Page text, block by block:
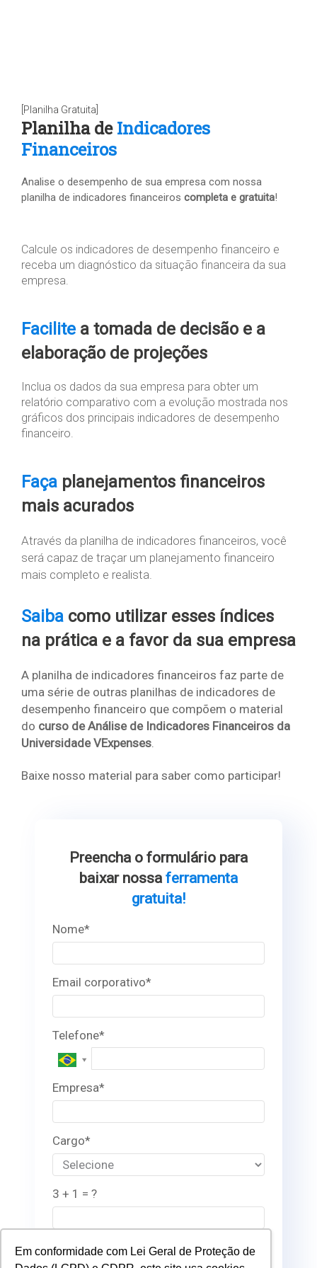
Em conformidade com Lei Geral de Proteção de
[Planilha Gratuita]
Planilha deIndicadores
Financeiros
Analise o desempenho de sua empresa com nossa
planilha de indicadores financeiros completa e gratuita!
Calcule os indicadores de desempenho financeiro e
receba um diagnóstico da situação financeira da sua
empresa.
Facilite a tomada de decisão e a
elaboração de projeções
Inclua os dados da sua empresa para obter um
relatório comparativo com a evolução mostrada nos
gráficos dos principais indicadores de desempenho
financeiro.
Faça planejamentos financeiros
mais acurados
Através da planilha de indicadores financeiros, você
será capaz de traçar um planejamento financeiro
mais completo e realista.
Saiba como utilizar esses índices
na prática e a favor da sua empresa
A planilha de indicadores financeiros faz parte de
uma série de outras planilhas de indicadores de
desempenho financeiro que compõem o material
do curso de Análise de Indicadores Financeiros da
Universidade VExpenses.
Baixe nosso material para saber como participar!
Preencha o formulário para
baixar nossaferramenta
gratuita!
Nome*
Email corporativo*
Telefone*
Empresa*
Cargo*
3 + 1 = ?
Eu concordo em receber
comunicações.